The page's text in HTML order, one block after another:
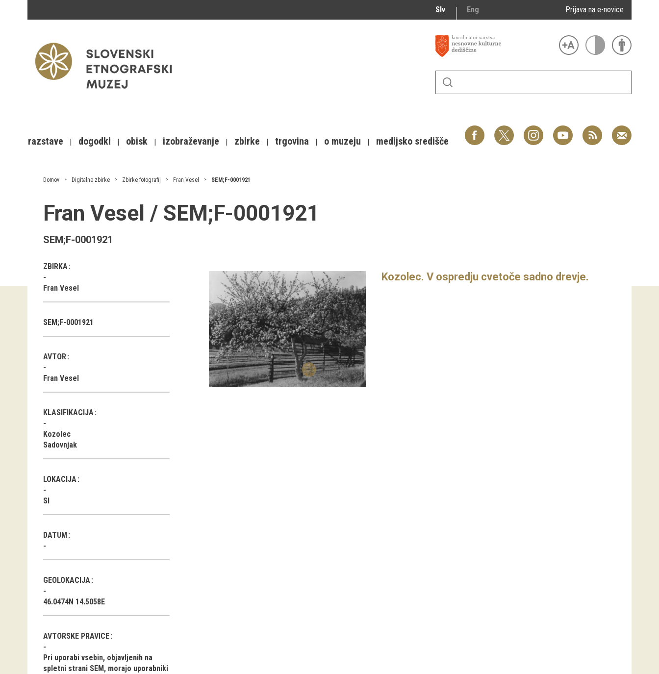
Slv Eng Prijava na e-novice
razstave dogodki obisk izobraževanje zbirke trgovina o muzeju medijsko središče
Domov Digitalne zbirke Zbirke fotografij Fran Vesel SEM;F-0001921
Fran Vesel / SEM;F-0001921
SEM;F-0001921
ZBIRKA
Fran Vesel
SEM;F-0001921
AVTOR
Fran Vesel
KLASIFIKACIJA
Kozolec
Sadovnjak
LOKACIJA
SI
DATUM
GEOLOKACIJA
46.0474N 14.5058E
AVTORSKE PRAVICE
Pri uporabi vsebin, objavljenih na
spletni strani SEM, morajo uporabniki
Kozolec. V ospredju cvetoče sadno drevje.